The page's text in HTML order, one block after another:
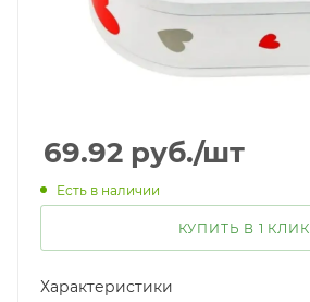
69.92 руб./шт
Есть в наличии
КУПИТЬ В 1 КЛИК
Характеристики